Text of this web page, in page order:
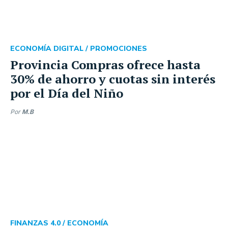
Provincia Compras ofrece hasta
30% de ahorro y cuotas sin interés
por el Día del Niño
ECONOMÍA DIGITAL / PROMOCIONES
Por M.B
FINANZAS 4.0 / ECONOMÍA